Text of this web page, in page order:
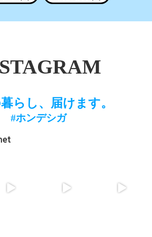
らし、届けます。
#ホンデシガ